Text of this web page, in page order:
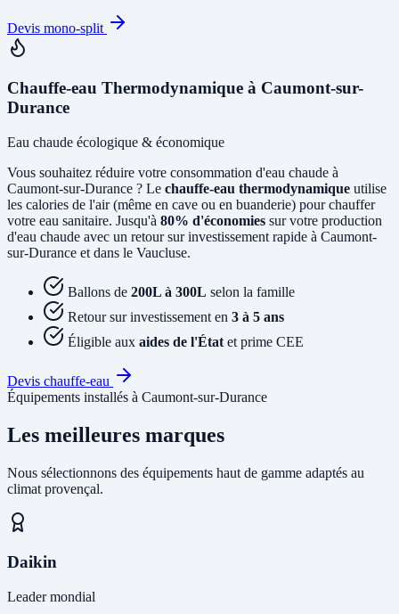
Devis mono-split
Chauffe-eau Thermodynamique à Caumont-sur-
Durance
Eau chaude écologique & économique
Vous souhaitez réduire votre consommation d'eau chaude à
Caumont-sur-Durance ? Le chauffe-eau thermodynamique utilise
les calories de l'air (même en cave ou en buanderie) pour chauffer
votre eau sanitaire. Jusqu'à 80% d'économies sur votre production
d'eau chaude avec un retour sur investissement rapide à Caumont-
sur-Durance et dans le Vaucluse.
Ballons de 200L à 300L selon la famille
Retour sur investissement en 3 à 5 ans
Éligible aux aides de l'État et prime CEE
Devis chauffe-eau
Équipements installés à Caumont-sur-Durance
Les meilleures marques
Nous sélectionnons des équipements haut de gamme adaptés au
climat provençal.
Daikin
Leader mondial